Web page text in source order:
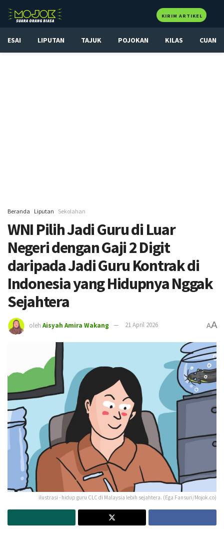
KIRIM ARTIKEL
ESAI LIPUTAN TAJUK POJOKAN KILAS CUAN
Beranda Liputan Sekolahan
WNI Pilih Jadi Guru di Luar
Negeri dengan Gaji 2 Digit
daripada Jadi Guru Kontrak di
Indonesia yang Hidupnya Nggak
Sejahtera
oleh Aisyah Amira Wakang 21 April 2026 AA
ilustrasi - hidup guru CLC di Malaysia lebih sejahtera. (Ega Fansuri/Mojok.co)